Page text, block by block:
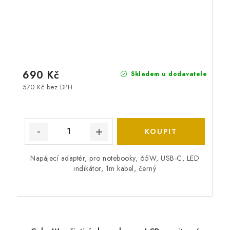
Skladem u dodavatele
570 Kč bez DPH
690 Kč
Napájecí adaptér, pro notebooky, 65W, USB-C, LED
indikátor, 1m kabel, černý